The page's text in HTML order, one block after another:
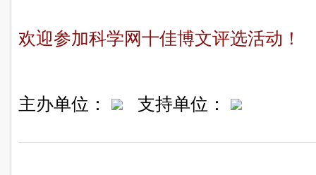
欢迎参加科学网十佳博文评选活动！
主办单位： 支持单位：